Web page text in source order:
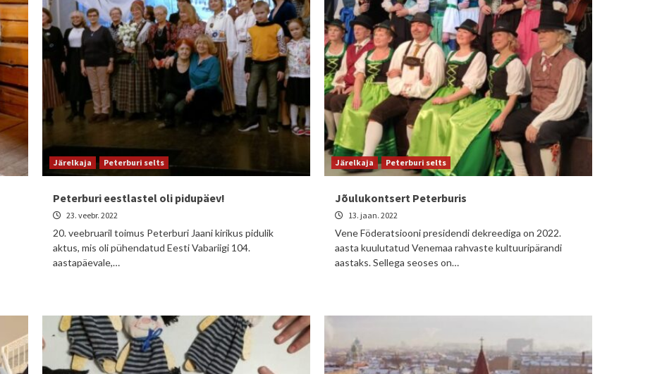
Järelkaja Peterburi selts
Peterburi eestlastel oli pidupäev!
23. veebr. 2022
20. veebruaril toimus Peterburi Jaani kirikus pidulik
aktus, mis oli pühendatud Eesti Vabariigi 104.
aastapäevale,…
Järelkaja Peterburi selts
Jõulukontsert Peterburis
13. jaan. 2022
Vene Föderatsiooni presidendi dekreediga on 2022.
aasta kuulutatud Venemaa rahvaste kultuuripärandi
aastaks. Sellega seoses on…